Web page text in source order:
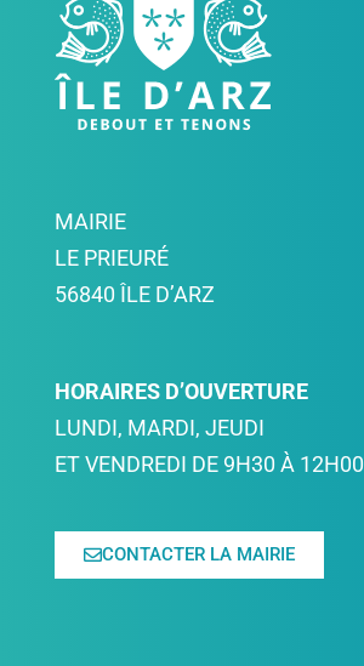
MAIRIE
LE PRIEURÉ
56840 ÎLE D’ARZ
HORAIRES D’OUVERTURE
LUNDI, MARDI, JEUDI
ET VENDREDI DE 9H30 À 12H00
CONTACTER LA MAIRIE